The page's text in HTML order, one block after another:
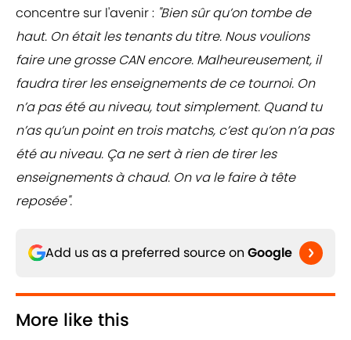
concentre sur l'avenir : "Bien sûr qu’on tombe de
haut. On était les tenants du titre. Nous voulions
faire une grosse CAN encore. Malheureusement, il
faudra tirer les enseignements de ce tournoi. On
n’a pas été au niveau, tout simplement. Quand tu
n’as qu’un point en trois matchs, c’est qu’on n’a pas
été au niveau. Ça ne sert à rien de tirer les
enseignements à chaud. On va le faire à tête
reposée".
Add us as a preferred source on Google
More like this